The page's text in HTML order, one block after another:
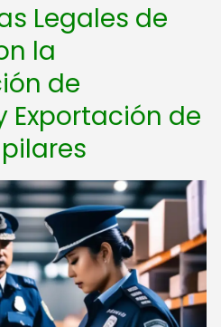
Legales de
la
de
Exportación de